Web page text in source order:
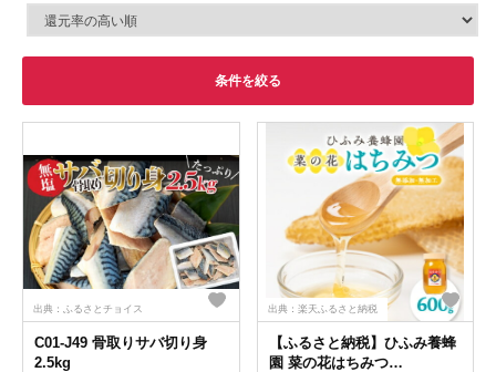
条件を絞る
出典：ふるさとチョイス
C01-J49 骨取りサバ切り身
2.5kg
出典：楽天ふるさと納税
【ふるさと納税】ひふみ養蜂
園 菜の花はちみつ